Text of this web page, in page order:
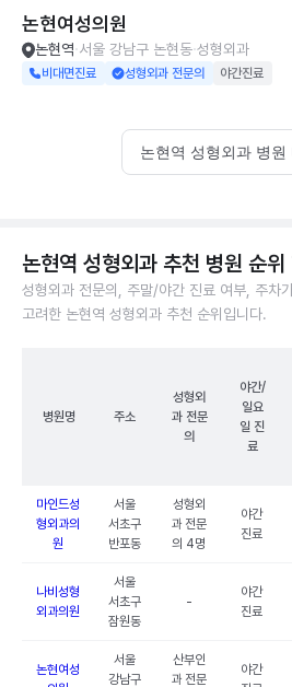
논현여성의원
논현역 서울 강남구 논현동 성형외과
비대면진료 성형외과 전문의 야간진료
논현역 성형외과 병원
논현역 성형외과 추천 병원 순
성형외과 전문의, 주말/야간 진료 여부, 주차
고려한 논현역 성형외과 추천 순위입니다.
병원명 주소
성형외
과 전문
의
야간/
일요
일 진
료
마인드성
형외과의
원
서울
서초구
반포동
성형외
과 전문
의 4명
야간
진료
나비성형
외과의원
서울
서초구
잠원동
-
야간
진료
논현여성
서울
강남구
산부인
과 전문
야간